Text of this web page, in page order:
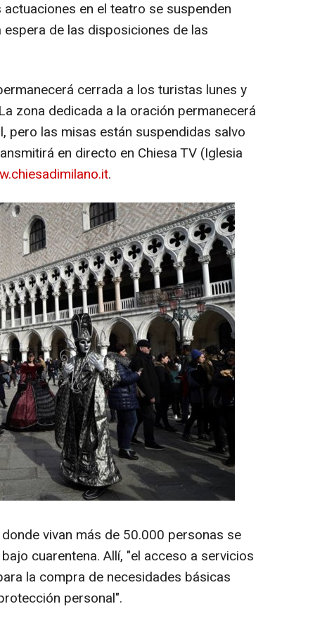
en el teatro se suspenden
de las disposiciones de las
cerrada a los turistas lunes y
zona dedicada a la oración permanecerá
pero las misas están suspendidas salvo
en directo en Chiesa TV (Iglesia
.
vivan más de 50.000 personas se
cuarentena. Allí, "el acceso a servicios
la compra de necesidades básicas
personal".